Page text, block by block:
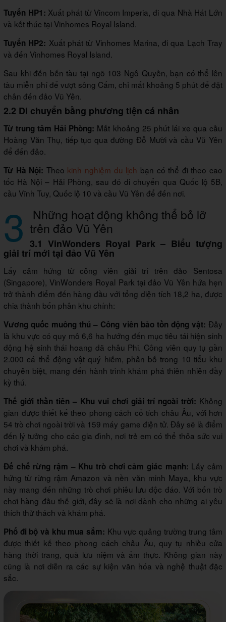
Tuyến HP1: Xuất phát từ Vincom Imperia, đi qua Nhà Hát Lớn
và kết thúc tại Vinhomes Royal Island.
Tuyến HP2: Xuất phát từ Vinhomes Marina, đi qua Lạch Tray
và đến Vinhomes Royal Island.
Sau khi đến bến tàu tại ngõ 103 Ngô Quyền, bạn có thể lên
tàu miễn phí để vượt sông Cấm, chỉ mất khoảng 5 phút để đặt
chân đến đảo Vũ Yên.
2.2 Di chuyển bằng phương tiện cá nhân
Từ trung tâm Hải Phòng: Mất khoảng 25 phút lái xe qua cầu
Hoàng Văn Thụ, tiếp tục qua đường Đỗ Mười và cầu Vũ Yên
để đến đảo.
Từ Hà Nội: Theo kinh nghiệm du lịch bạn có thể đi theo cao
tốc Hà Nội – Hải Phòng, sau đó di chuyển qua Quốc lộ 5B,
cầu Vĩnh Tuy, Quốc lộ 10 và cầu Vũ Yên để đến nơi.
3 Những hoạt động không thể bỏ lỡ
trên đảo Vũ Yên
3.1 VinWonders Royal Park – Biểu tượng
giải trí mới tại đảo Vũ Yên
Lấy cảm hứng từ công viên giải trí trên đảo Sentosa
(Singapore), VinWonders Royal Park tại đảo Vũ Yên hứa hẹn
trở thành điểm đến hàng đầu với tổng diện tích 18,2 ha, được
chia thành bốn phân khu chính:
Vương quốc muông thú – Công viên bảo tồn động vật: Đây
là khu vực có quy mô 6,6 ha hướng đến mục tiêu tái hiện sinh
động hệ sinh thái hoang dã châu Phi. Công viên quy tụ gần
2.000 cá thể động vật quý hiếm, phân bố trong 10 tiểu khu
chuyên biệt, mang đến hành trình khám phá thiên nhiên đầy
kỳ thú.
Thế giới thần tiên – Khu vui chơi giải trí ngoài trời: Không
gian được thiết kế theo phong cách cổ tích châu Âu, với hơn
54 trò chơi ngoài trời và 159 máy game điện tử. Đây sẽ là điểm
đến lý tưởng cho các gia đình, nơi trẻ em có thể thỏa sức vui
chơi và khám phá.
Đế chế rừng rậm – Khu trò chơi cảm giác mạnh: Lấy cảm
hứng từ rừng rậm Amazon và nền văn minh Maya, khu vực
này mang đến những trò chơi phiêu lưu độc đáo. Với bốn trò
chơi hàng đầu thế giới, đây sẽ là nơi dành cho những ai yêu
thích thử thách và khám phá.
Phố đi bộ và khu mua sắm: Khu vực quảng trường trung tâm
được thiết kế theo phong cách châu Âu, quy tụ nhiều cửa
hàng thời trang, quà lưu niệm và ẩm thực. Không gian này
cũng là nơi diễn ra các sự kiện văn hóa và nghệ thuật đặc
sắc.